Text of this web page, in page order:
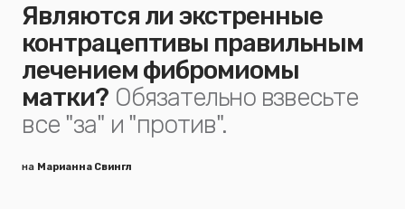
Являются ли экстренные
контрацептивы правильным
лечением фибромиомы
матки? Обязательно взвесьте
все "за" и "против".
на Марианна Свингл